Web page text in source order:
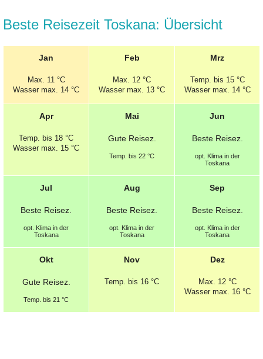
Beste Reisezeit Toskana: Übersicht
Jan
Max.
11 °C
Wasser max. 14 °C
Feb
Max.
12 °C
Wasser max. 13 °C
Mrz
Temp. bis 15 °C
Wasser max. 14 °C
Apr
Temp. bis 18 °C
Wasser max. 15 °C
Mai
Gute Reisez.
Temp. bis 22 °C
Jun
Beste Reisez.
opt. Klima in der
Toskana
Jul
Beste Reisez.
opt. Klima in der
Toskana
Aug
Beste Reisez.
opt. Klima in der
Toskana
Sep
Beste Reisez.
opt. Klima in der
Toskana
Okt
Gute Reisez.
Temp. bis 21 °C
Nov
Temp. bis 16 °C
Dez
Max.
12 °C
Wasser max. 16 °C